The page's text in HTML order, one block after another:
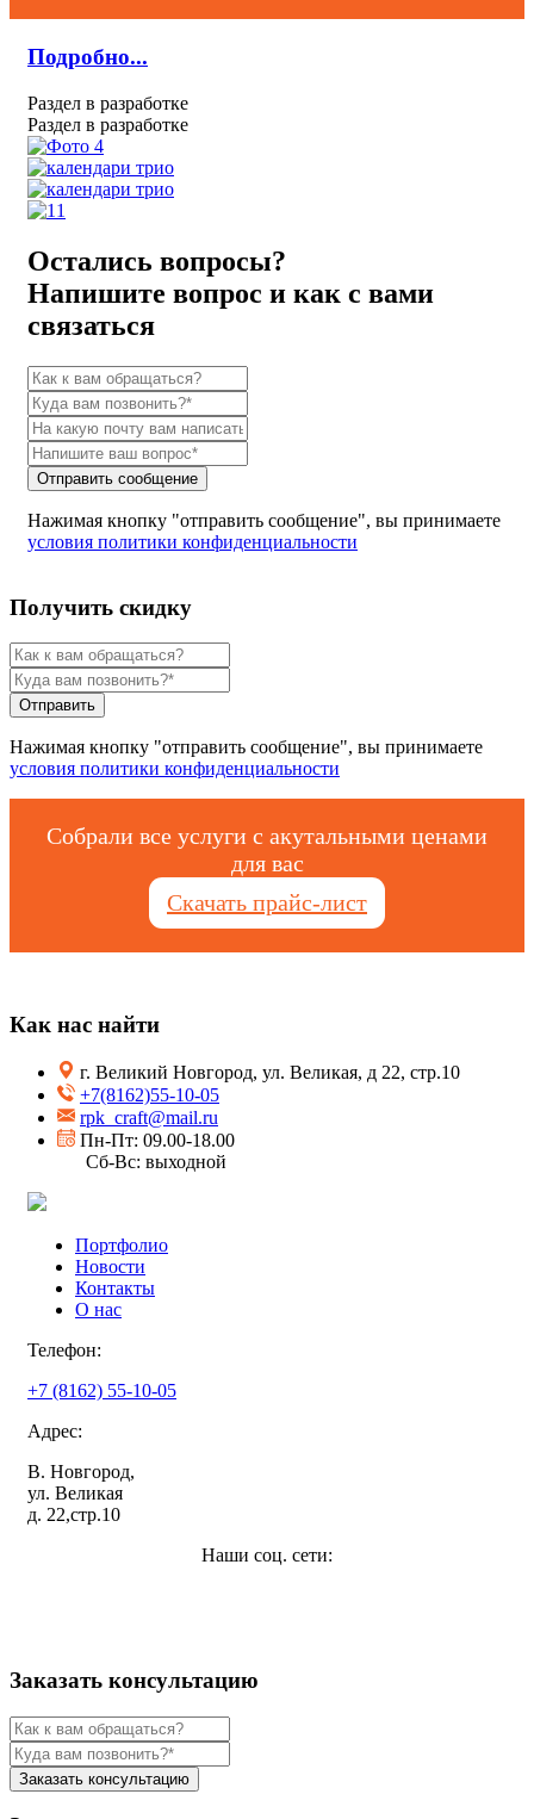
Подробно...
Раздел в разработке
Раздел в разработке
Остались вопросы?
Напишите вопрос и как с вами
связаться
Отправить сообщение
Нажимая кнопку "отправить сообщение", вы принимаете
условия политики конфиденциальности
Получить скидку
Отправить
Нажимая кнопку "отправить сообщение", вы принимаете
условия политики конфиденциальности
Собрали все услуги с акутальными ценами
для вас
Скачать прайс-лист
Как нас найти
г. Великий Новгород, ул. Великая, д 22, стр.10
+7(8162)55-10-05
rpk_craft@mail.ru
Пн-Пт: 09.00-18.00
Сб-Вс: выходной
Портфолио
Новости
Контакты
О нас
Телефон:
+7 (8162) 55-10-05
Адрес:
В. Новгород,
ул. Великая
д. 22,стр.10
Наши соц. сети:
Заказать консультацию
Заказать консультацию